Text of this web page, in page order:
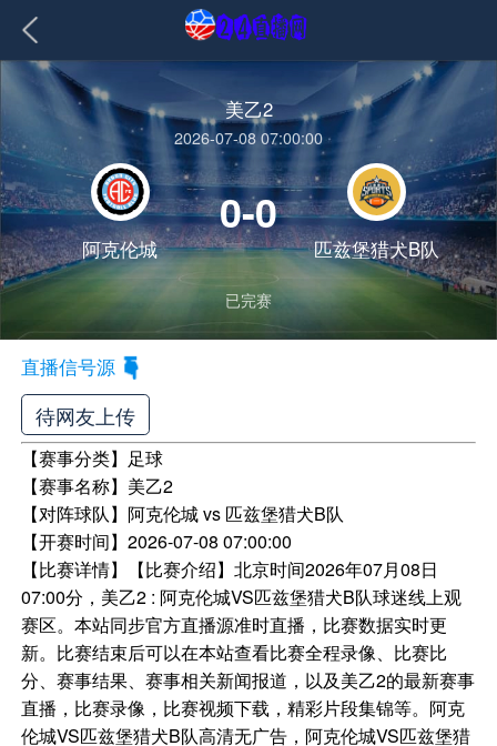
美乙2
2026-07-08 07:00:00
阿克伦城
0-0
匹兹堡猎犬B队
已完赛
直播信号源
待网友上传
【赛事分类】 足球
【赛事名称】 美乙2
【对阵球队】 阿克伦城 vs 匹兹堡猎犬B队
【开赛时间】2026-07-08 07:00:00
【比赛详情】
【比赛介绍】北京时间2026年07月08日
07:00分，美乙2 : 阿克伦城VS匹兹堡猎犬B队球迷线上观
赛区。本站同步官方直播源准时直播，比赛数据实时更
新。比赛结束后可以在本站查看比赛全程录像、比赛比
分、赛事结果、赛事相关新闻报道，以及美乙2的最新赛事
直播，比赛录像，比赛视频下载，精彩片段集锦等。阿克
伦城VS匹兹堡猎犬B队高清无广告，阿克伦城VS匹兹堡猎